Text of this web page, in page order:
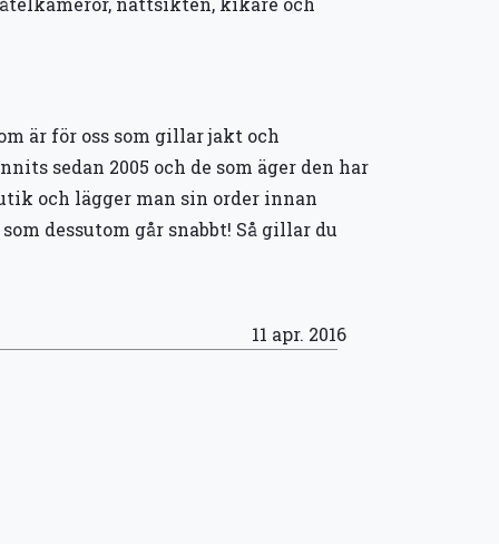
är för oss som gillar jakt och
sedan 2005 och de som äger den har
och lägger man sin order innan
dessutom går snabbt! Så gillar du
11 apr. 2016